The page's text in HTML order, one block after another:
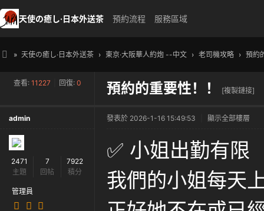
天使の癒し·日本外送茶 預約流程 服務區域
癒
» 天使の癒し·日本外送茶 › 東京·大阪華人約炮 --中文 › 老司機攻略 › 預約
查看: 11227 回復: 0 預約的重要性！！ [複製鏈接]
admin
2471
主題
7
回帖
7922
積分
管理員
發表於 2026-1-16 15:49:53 顯示全部樓層
✅ 小姐出勤有限
我們的小姐每天